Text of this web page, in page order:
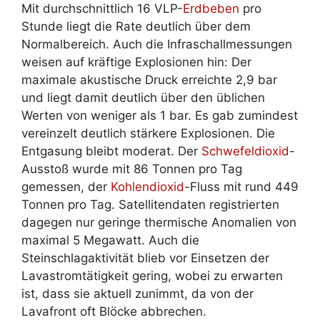
Mit durchschnittlich 16 VLP-Erdbeben pro
Stunde liegt die Rate deutlich über dem
Normalbereich. Auch die Infraschallmessungen
weisen auf kräftige Explosionen hin: Der
maximale akustische Druck erreichte 2,9 bar
und liegt damit deutlich über den üblichen
Werten von weniger als 1 bar. Es gab zumindest
vereinzelt deutlich stärkere Explosionen. Die
Entgasung bleibt moderat. Der Schwefeldioxid-
Ausstoß wurde mit 86 Tonnen pro Tag
gemessen, der Kohlendioxid-Fluss mit rund 449
Tonnen pro Tag. Satellitendaten registrierten
dagegen nur geringe thermische Anomalien von
maximal 5 Megawatt. Auch die
Steinschlagaktivität blieb vor Einsetzen der
Lavastromtätigkeit gering, wobei zu erwarten
ist, dass sie aktuell zunimmt, da von der
Lavafront oft Blöcke abbrechen.